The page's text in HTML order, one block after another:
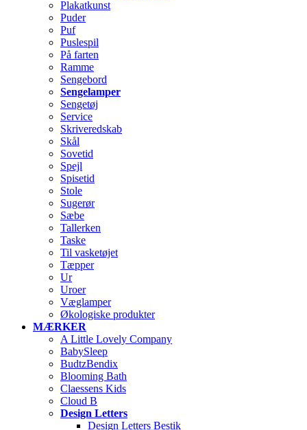
Plakatkunst
Puder
Puf
Puslespil
På farten
Ramme
Sengebord
Sengelamper
Sengetøj
Service
Skriveredskab
Skål
Sovetid
Spejl
Spisetid
Stole
Sugerør
Sæbe
Tallerken
Taske
Til vasketøjet
Tæpper
Ur
Uroer
Væglamper
Økologiske produkter
MÆRKER
A Little Lovely Company
BabySleep
BudtzBendix
Blooming Bath
Claessens Kids
Cloud B
Design Letters
Design Letters Bestik